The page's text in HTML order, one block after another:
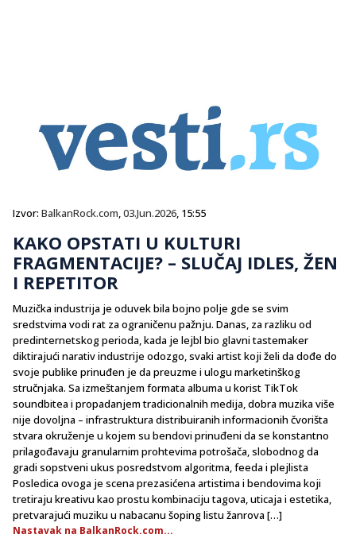
Izvor: BalkanRock.com,03.Jun.2026, 15:55
KAKO OPSTATI U KULTURI
FRAGMENTACIJE? – SLUČAJ IDLES, ŽEN
I REPETITOR
Muzička industrija je oduvek bila bojno polje gde se svim
sredstvima vodi rat za ograničenu pažnju. Danas, za razliku od
predinternetskog perioda, kada je lejbl bio glavni tastemaker
diktirajući narativ industrije odozgo, svaki artist koji želi da dođe do
svoje publike prinuđen je da preuzme i ulogu marketinškog
stručnjaka. Sa izmeštanjem formata albuma u korist TikTok
soundbitea i propadanjem tradicionalnih medija, dobra muzika više
nije dovoljna – infrastruktura distribuiranih informacionih čvorišta
stvara okruženje u kojem su bendovi prinuđeni da se konstantno
prilagođavaju granularnim prohtevima potrošača, slobodnog da
gradi sopstveni ukus posredstvom algoritma, feeda i plejlista
Posledica ovoga je scena prezasićena artistima i bendovima koji
tretiraju kreativu kao prostu kombinaciju tagova, uticaja i estetika,
pretvarajući muziku u nabacanu šoping listu žanrova […]
Nastavak na BalkanRock.com...